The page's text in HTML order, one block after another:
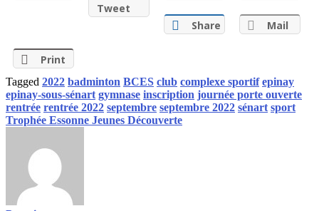
Tweet
Share Mail
Print
Tagged 2022 badminton BCES club complexe sportif epinay
epinay-sous-sénart gymnase inscription journée porte ouverte
rentrée rentrée 2022 septembre septembre 2022 sénart sport
Trophée Essonne Jeunes Découverte